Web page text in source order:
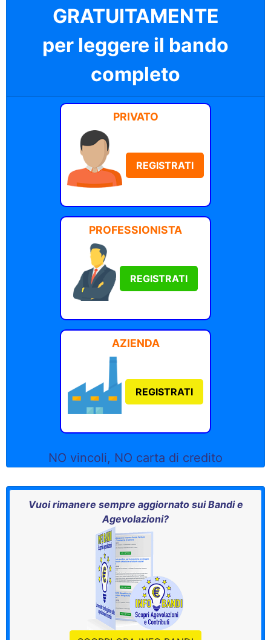
GRATUITAMENTE
per leggere il bando
completo
PRIVATO
REGISTRATI
PROFESSIONISTA
REGISTRATI
AZIENDA
REGISTRATI
NO vincoli, NO carta di credito
Vuoi rimanere sempre aggiornato sui Bandi e
Agevolazioni?